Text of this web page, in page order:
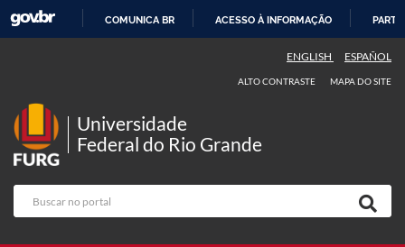
COMUNICA BR ACESSO À INFORMAÇÃO
ENGLISH ESPAÑOL
ALTO CONTRASTE MAPA DO SITE
Universidade
Federal do Rio Grande